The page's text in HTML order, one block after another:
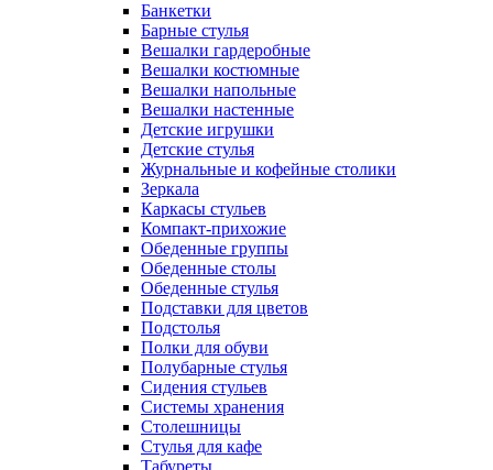
Банкетки
Барные стулья
Вешалки гардеробные
Вешалки костюмные
Вешалки напольные
Вешалки настенные
Детские игрушки
Детские стулья
Журнальные и кофейные столики
Зеркала
Каркасы стульев
Компакт-прихожие
Обеденные группы
Обеденные столы
Обеденные стулья
Подставки для цветов
Подстолья
Полки для обуви
Полубарные стулья
Сидения стульев
Системы хранения
Столешницы
Стулья для кафе
Табуреты